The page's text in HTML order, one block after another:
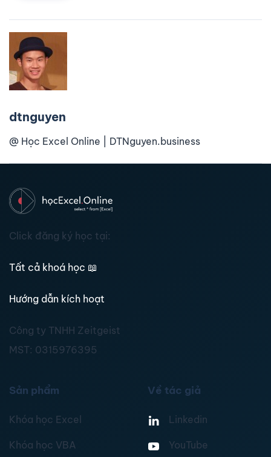
dtnguyen
@ Học Excel Online | DTNguyen.business
Click đăng ký học tại:
Tất cả khoá học 📖
Hướng dẫn kích hoạt
Công ty TNHH Zeitgeist
MST: 0315976395
Sản phẩm
Khóa học Excel
Khóa học VBA
Về tác giả
Linkedin
YouTube